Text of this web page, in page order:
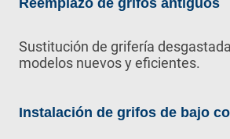
Sustitución de grifería
modelos nuevos y eficientes.
Instalación de grifos de bajo